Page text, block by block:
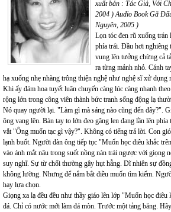
xuất bản : Tác Giả, Với
2004 ) Audio Book Gã
Nguyên, 2005 )
Lọn tóc đen rũ xuống trán
phía trái. Đầu hơi nghiêng
vung lên tưởng chừng cả
ra từng mảnh nhỏ. Cánh
hạ xuống nhẹ nhàng trông thiện nghệ như nghệ sĩ xử dụng
Khi ấy đám hoa tuyết luân chuyển càng lúc càng nhanh
rộng lớn trong công viên thành bức tranh sống động lạ
Nó quay người lại. "Làm gì mà sáng nào cũng đến đây?".
ông vang lên. Bàn tay to lớn đeo găng len đang lần lên
vắt "Ông muốn tạc gì vậy?". Không có tiếng trả lời. Con
lạnh buốt. Người đàn ông tiếp tục "Muốn học điêu khắc
vào ánh mắt nâu trong suốt nồng nàn trái ngược với giọng
suy nghĩ. Sự từ chối thường gây hụt hẫng. Dĩ nhiên sự
không lường. Nhưng để nắm bắt điều muốn tìm kiếm.
hay lựa chọn.
Giọng xa lạ đều đều như thầy giáo lên lớp "Muốn học điêu
đá. Chỉ có nước mới làm đá mòn. Trước một tảng băng.